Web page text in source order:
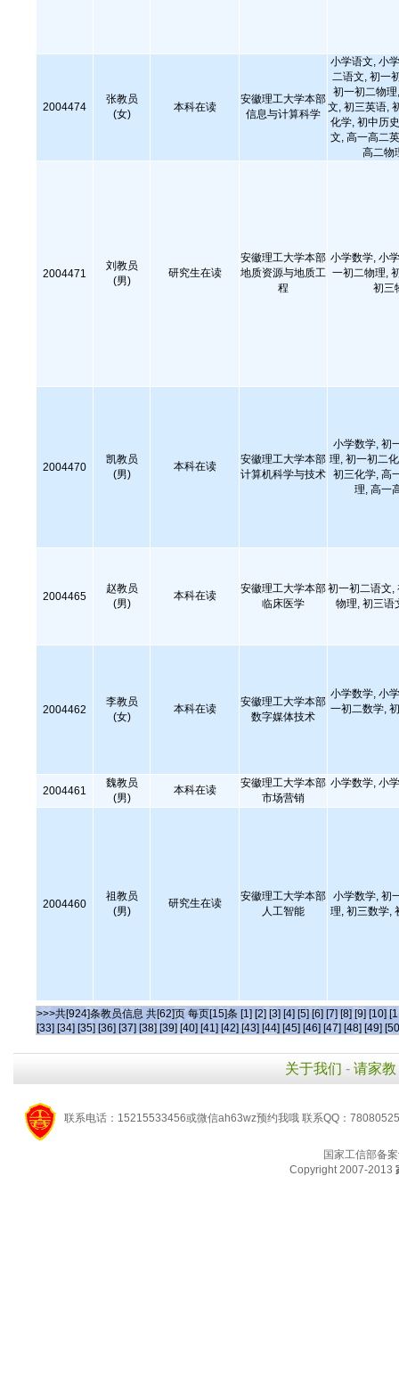
2004474
张教员
(女)
本科在读
安徽理工大学本部
信息与计算科学
小学语文, 小
二语文, 初一
初一初二物
文, 初三英语,
化学, 初中历
文, 高一高二
高二物
2004471
刘教员
(男)
研究生在读
安徽理工大学本部
地质资源与地质工
程
小学数学, 小
一初二物理,
初三
2004470
凯教员
(男)
本科在读
安徽理工大学本部
计算机科学与技术
小学数学, 初
理, 初一初二
初三化学, 高
理, 高一
2004465
赵教员
(男)
本科在读
安徽理工大学本部
临床医学
初一初二语文,
物理, 初三语
2004462
李教员
(女)
本科在读
安徽理工大学本部
数字媒体技术
小学数学, 小
一初二数学,
2004461
魏教员
(男)
本科在读
安徽理工大学本部
市场营销
小学数学, 小
2004460
祖教员
(男)
研究生在读
安徽理工大学本部
人工智能
小学数学, 初
理, 初三数学,
>>>共[924]条教员信息 共[62]页 每页[15]条 [1] [2] [3] [4] [5] [6] [7] [8] [9] [10]
[33] [34] [35] [36] [37] [38] [39] [40] [41] [42] [43] [44] [45] [46] [47] [48] [49]
关于我们 - 请家教
联系电话：15215533456或微信ah63wz预约我哦 联系QQ：
国家工信部备
Copyright 2007-2013